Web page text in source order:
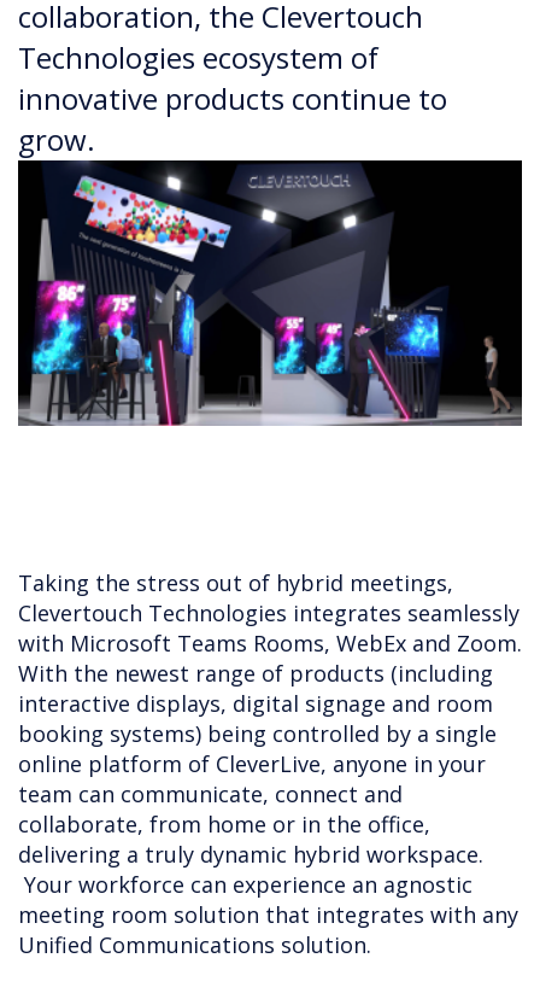
collaboration, the Clevertouch
Technologies ecosystem of
innovative products continue to
grow.
Taking the stress out of hybrid meetings,
Clevertouch Technologies integrates seamlessly
with Microsoft Teams Rooms, WebEx and Zoom.
With the newest range of products (including
interactive displays, digital signage and room
booking systems) being controlled by a single
online platform of CleverLive, anyone in your
team can communicate, connect and
collaborate, from home or in the office,
delivering a truly dynamic hybrid workspace.
Your workforce can experience an agnostic
meeting room solution that integrates with any
Unified Communications solution.